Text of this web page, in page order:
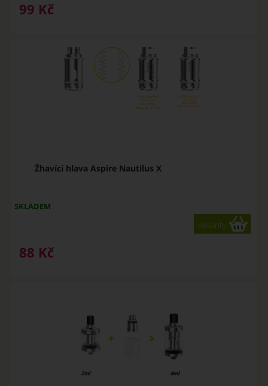
99 Kč
Žhavící hlava Aspire Nautilus X
SKLADEM
varianty
88 Kč